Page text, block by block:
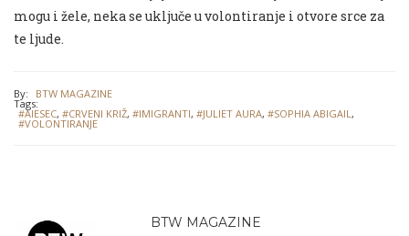
mogu i žele, neka se uključe u volontiranje i otvore srce za
te ljude.
By: BTW MAGAZINE
Tags:
#AIESEC, #CRVENI KRIŽ, #IMIGRANTI, #JULIET AURA, #SOPHIA ABIGAIL ,
#VOLONTIRANJE
BTW MAGAZINE